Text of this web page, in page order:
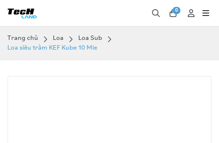
0
Trang chủ Loa
Loa Sub
Loa siêu trầm KEF Kube 10 Mie